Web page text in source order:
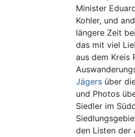
Minister
Kohler, und
längere Zeit
das mit viel
aus dem Kreis
Jägers über
und Photos
Siedler im
den Listen der